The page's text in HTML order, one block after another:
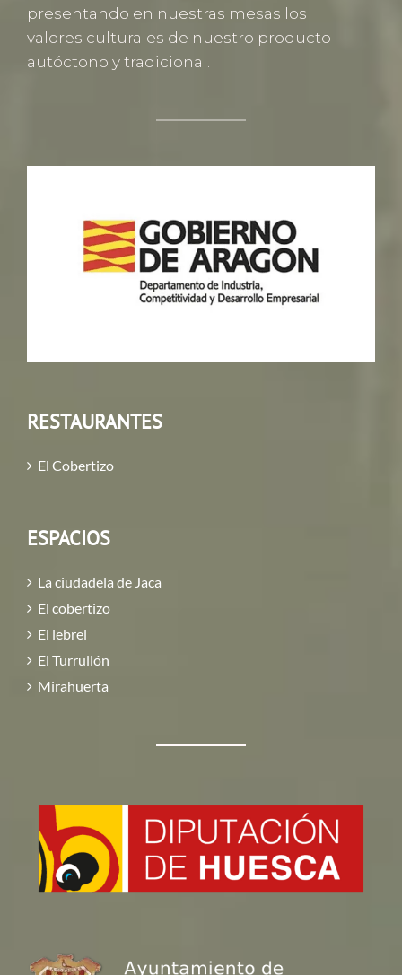
presentando en nuestras mesas los
valores culturales de nuestro producto
autóctono y tradicional.
RESTAURANTES
El Cobertizo
ESPACIOS
La ciudadela de Jaca
El cobertizo
El lebrel
El Turrullón
Mirahuerta